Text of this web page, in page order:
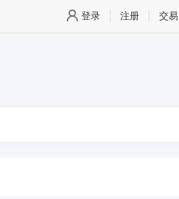
登录 注册 交易